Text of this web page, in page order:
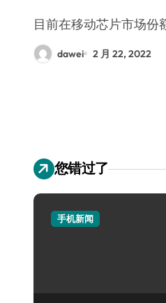
目前在移动芯片市场
dawei 2 月 22, 2022
您错过了
手机新闻